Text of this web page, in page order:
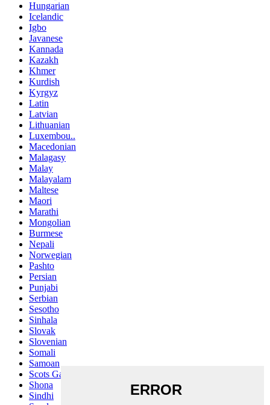
Hungarian
Icelandic
Igbo
Javanese
Kannada
Kazakh
Khmer
Kurdish
Kyrgyz
Latin
Latvian
Lithuanian
Luxembou..
Macedonian
Malagasy
Malay
Malayalam
Maltese
Maori
Marathi
Mongolian
Burmese
Nepali
Norwegian
Pashto
Persian
Punjabi
Serbian
Sesotho
Sinhala
Slovak
Slovenian
Somali
Samoan
Scots Gaelic
Shona
Sindhi